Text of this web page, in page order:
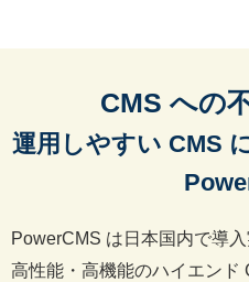
CMS への
運用しやすい CMS
PowerCMS は日本国内で導
高性能・高機能のハイエンド